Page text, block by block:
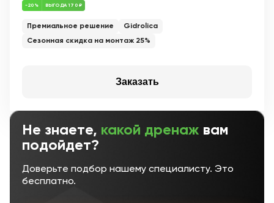
-20% ВЫГОДА 170 ₽
Премиальное решение
Gidrolica
Сезонная скидка на монтаж 25%
Заказать
Не знаете, какой дренаж вам
подойдет?
Доверьте подбор нашему специалисту. Это
бесплатно.